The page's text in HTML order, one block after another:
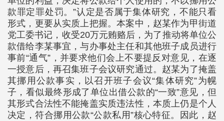
款罪定罪处罚。”认定是否属于集体研究，不能只看
形式，更要从实质上把握。本案中，赵某作为甲街道
党工委书记，收受20万元贿赂后，为了推动将单位公
款借给李某事宜，与办事处主任和其他班子成员进行
事前“通气”，并要求他们会上不要提反对意见，在逐
一授意后，再召集班子会议研究通过。赵某为了掩盖
其挪用公款事实，以召开班子会议“集体研究”为幌
子，看似最终形成了单位出借公款的“一致”意见，但
其形式合法性不能掩盖实质违法性，本质上仍是个人
决定，符合挪用公款“公款私用”核心特征。因此，赵